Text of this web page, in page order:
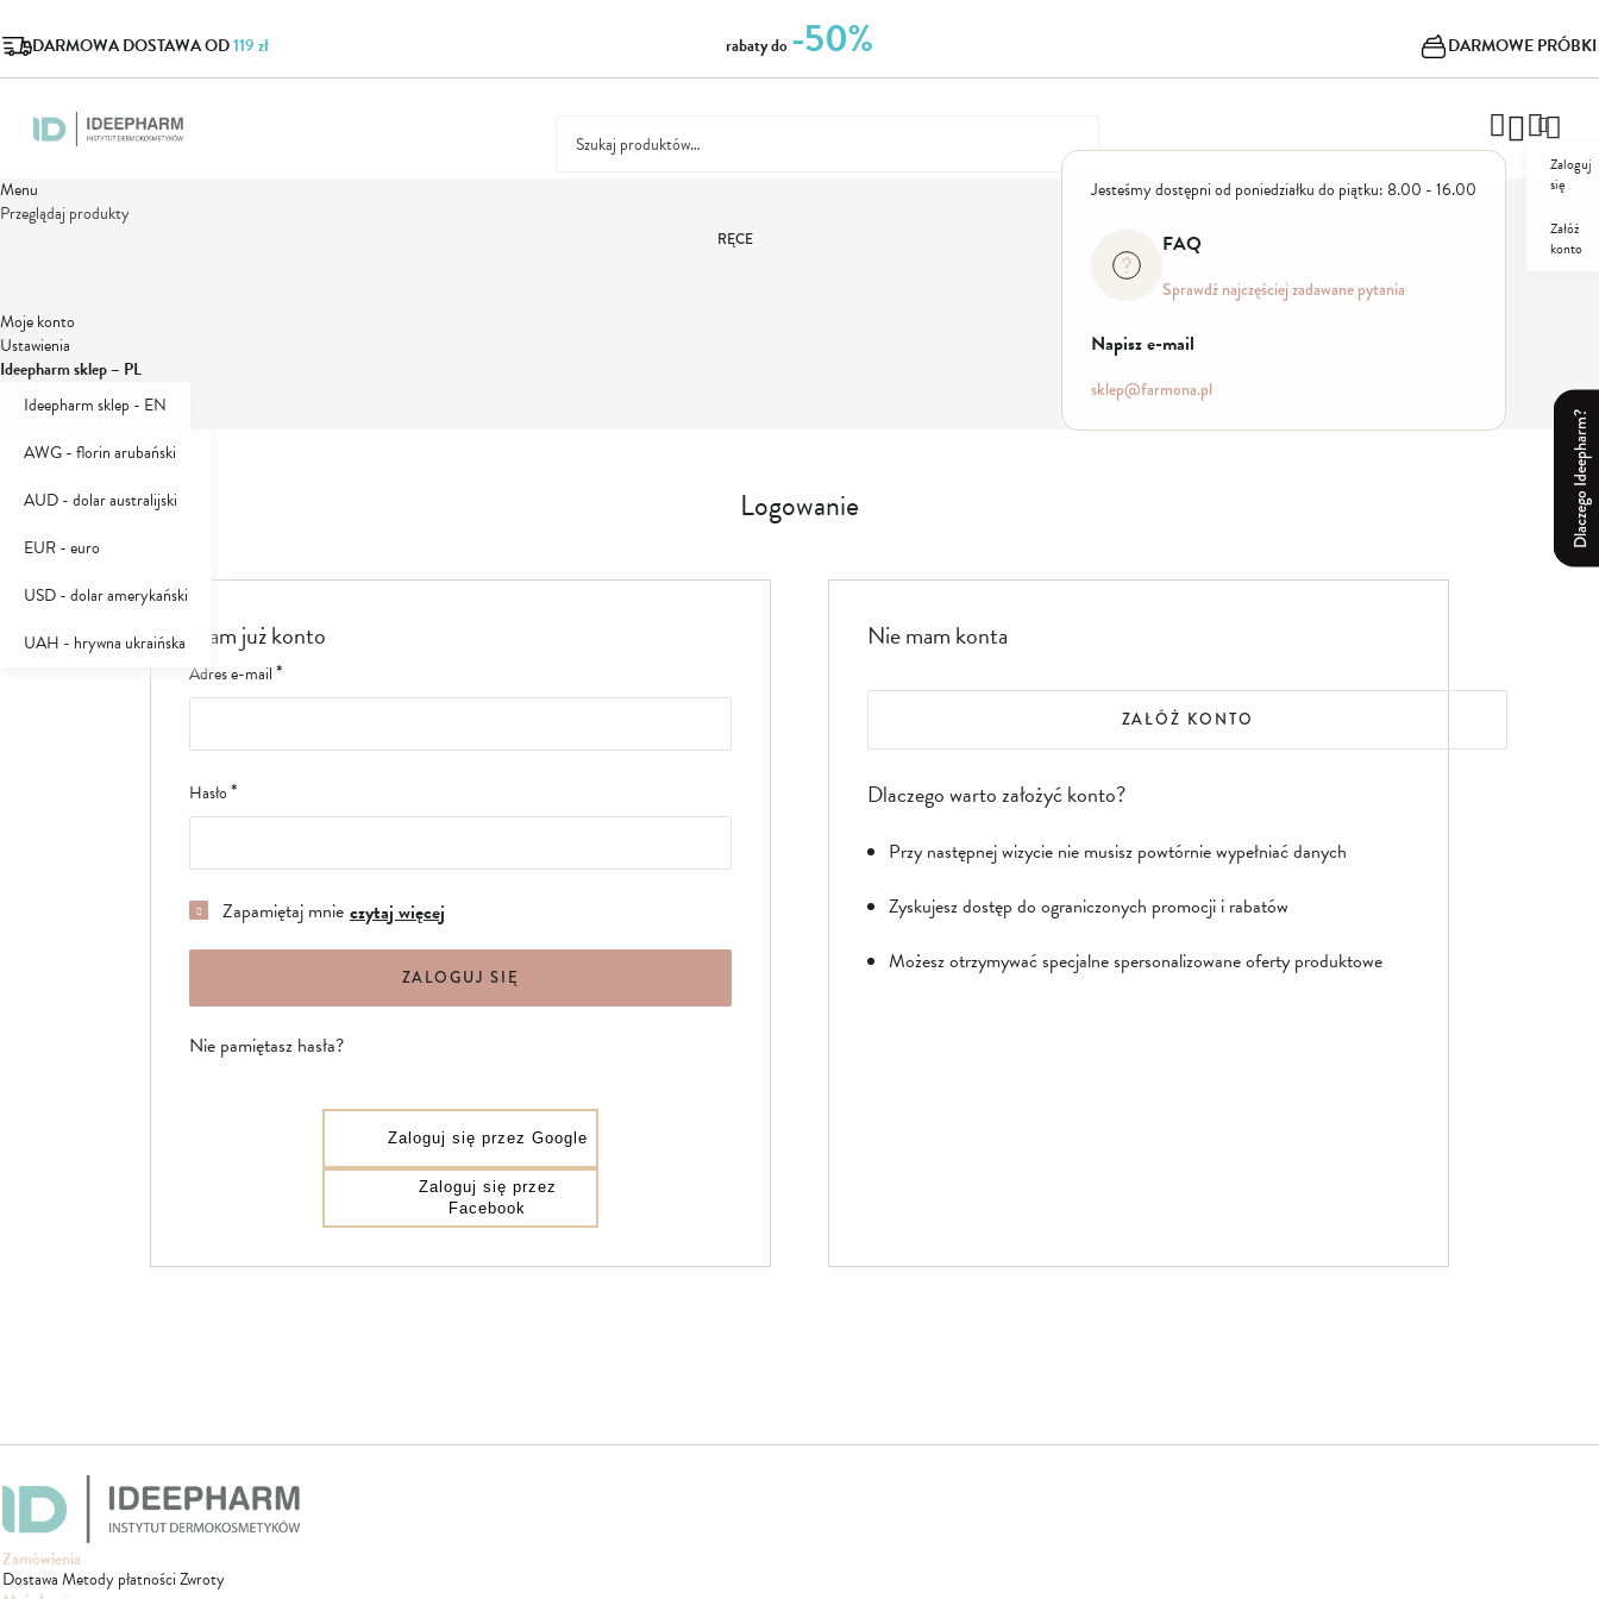
DARMOWA DOSTAWA OD119 zł rabaty do -50% DARMOWE PRÓBKI
Jesteśmy dostępni od poniedziałku do piątku: 8.00 - 16.00
FAQ
Sprawdź najczęściej zadawane pytania
Napisz e-mail
sklep@farmona.pl
Zaloguj
się
Załóż
konto
Dlaczego Ideepharm?
Menu
Przeglądaj produkty
RĘCE
Moje konto
Ustawienia
Ideepharm sklep – PL
Ideepharm sklep - EN
Waluta
PLN - złoty polski
AWG - florin arubański
AUD - dolar australijski
EUR - euro
USD - dolar amerykański
UAH - hrywna ukraińska
Logowanie
Mam już konto
Adres e-mail
Hasło
Zapamiętaj mnie czytaj więcej
ZALOGUJ SIĘ
Nie pamiętasz hasła?
Zaloguj się przez Google
Zaloguj się przez
Facebook
Nie mam konta
ZAŁÓŻ KONTO
Dlaczego warto założyć konto?
Przy następnej wizycie nie musisz powtórnie wypełniać danych
Zyskujesz dostęp do ograniczonych promocji i rabatów
Możesz otrzymywać specjalne spersonalizowane oferty produktowe
Zamówienia
DostawaMetody płatnościZwroty